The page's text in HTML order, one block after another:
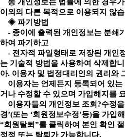
동 개인정보는 법률에 의한 경우
이외의 다른 목적으로 이용되지 않
◈ 파기방법
- 종이에 출력된 개인정보는 분쇄
하여 파기하고
- 전자적 파일형태로 저장된 개인
는 기술적 방법을 사용하여 삭제합
아. 이용자 및 법정대리인의 권리와
이용자는 언제든지 등록되어 있는
거나 수정할 수 있으며 가입해지를
이용자들의 개인정보 조회?수정을
경’(또는 ‘회원정보수정’등)을 가입
“회원탈퇴”를 클릭하여 본인 확인
정정 또는 탈퇴가 가능합니다.